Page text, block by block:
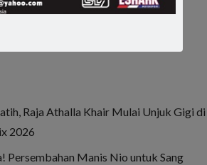
Muhammad FA Wibowo Kibarkan
Raja Athalla Khair Mulai Unjuk Gigi di
2026
Persembahan Manis Nio untuk Sang